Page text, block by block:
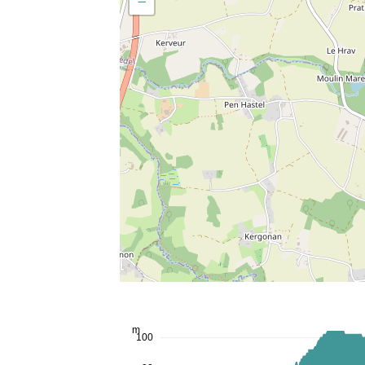
100
m